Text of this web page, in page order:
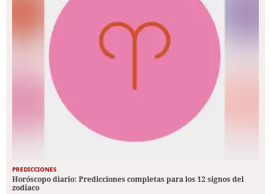
PREDICCIONES
Horóscopo diario: Predicciones completas para los 12 signos del
zodiaco